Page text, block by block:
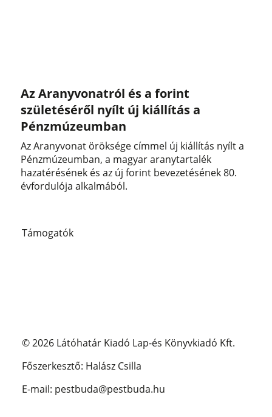
Az Aranyvonatról és a forint
születéséről nyílt új kiállítás a
Pénzmúzeumban
Az Aranyvonat öröksége címmel új kiállítás nyílt a
Pénzmúzeumban, a magyar aranytartalék
hazatérésének és az új forint bevezetésének 80.
évfordulója alkalmából.
Támogatók
© 2026 Látóhatár Kiadó Lap-és Könyvkiadó Kft.
Főszerkesztő: Halász Csilla
E-mail: pestbuda@pestbuda.hu